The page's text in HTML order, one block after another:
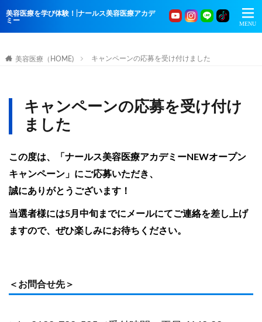
美容医療を学び体験！|ナールス美容医療アカデ
ミー
美容医療（HOME) キャンペーンの応募を受け付けました
キャンペーンの応募を受け付け
ました
この度は、
「ナールス美容医療アカデミーNEWオープン
キャンペーン」 にご応募いただき、
誠にありがとうございます！
当選者様には5月中旬までにメールにてご連絡を差し上げ
ますので、ぜひ楽しみにお待ちください。
＜お問合せ先＞